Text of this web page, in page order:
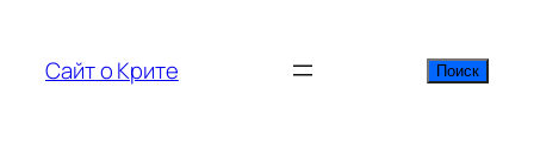
содержимому
Сайт о Крите Поиск
Поиск